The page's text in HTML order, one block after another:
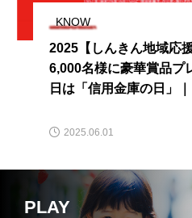
KNOW
2025【しんきん地域応
6,000名様に豪華賞品プ
日は「信用金庫の日」｜
2025.06.01
PLAY